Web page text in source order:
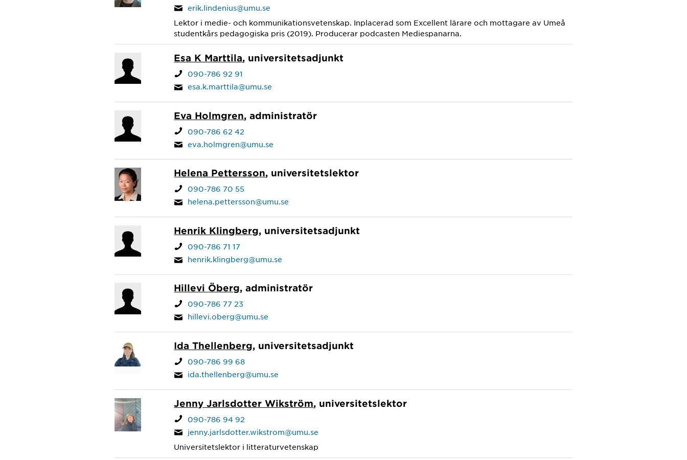
erik.lindenius@umu.se
Lektor i medie- och kommunikationsvetenskap. Inplacerad som Excellent lärare och mottagare av Umeå
studentkårs pedagogiska pris (2019). Producerar podcasten Mediespanarna.
Esa K Marttila, universitetsadjunkt
090-786 92 91
esa.k.marttila@umu.se
Eva Holmgren, administratör
090-786 62 42
eva.holmgren@umu.se
Helena Pettersson, universitetslektor
090-786 70 55
helena.pettersson@umu.se
Henrik Klingberg, universitetsadjunkt
090-786 71 17
henrik.klingberg@umu.se
Hillevi Öberg, administratör
090-786 77 23
hillevi.oberg@umu.se
Ida Thellenberg, universitetsadjunkt
090-786 99 68
ida.thellenberg@umu.se
Jenny Jarlsdotter Wikström, universitetslektor
090-786 94 92
jenny.jarlsdotter.wikstrom@umu.se
Universitetslektor i litteraturvetenskap